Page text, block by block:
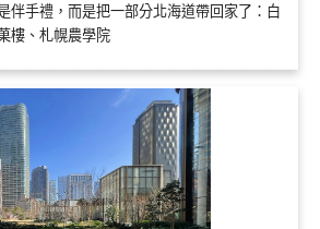
伴手禮，而是把一部分北海道帶回家了：白
樓、札幌農學院